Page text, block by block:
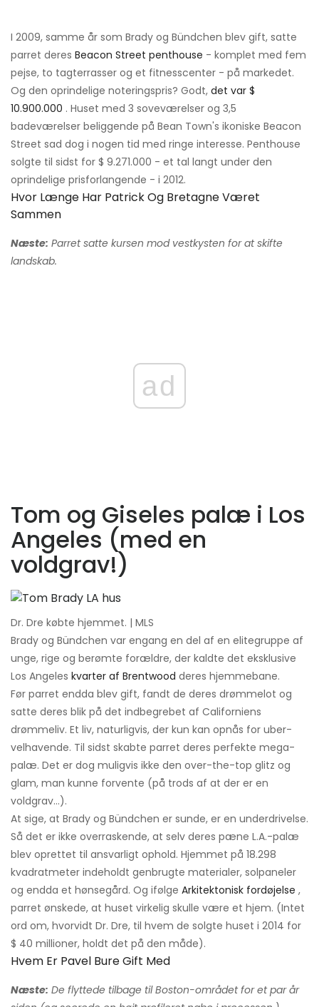
I 2009, samme år som Brady og Bündchen blev gift, satte
parret deres Beacon Street penthouse - komplet med fem
pejse, to tagterrasser og et fitnesscenter - på markedet.
Og den oprindelige noteringspris? Godt, det var $
10.900.000 . Huset med 3 soveværelser og 3,5
badeværelser beliggende på Bean Town's ikoniske Beacon
Street sad dog i nogen tid med ringe interesse. Penthouse
solgte til sidst for $ 9.271.000 - et tal langt under den
oprindelige prisforlangende - i 2012.
Hvor Længe Har Patrick Og Bretagne Været
Sammen
Næste: Parret satte kursen mod vestkysten for at skifte
landskab.
ad
Tom og Giseles palæ i Los
Angeles (med en
voldgrav!)
Dr. Dre købte hjemmet. | MLS
Brady og Bündchen var engang en del af en elitegruppe af
unge, rige og berømte forældre, der kaldte det eksklusive
Los Angeles kvarter af Brentwood deres hjemmebane.
Før parret endda blev gift, fandt de deres drømmelot og
satte deres blik på det indbegrebet af Californiens
drømmeliv. Et liv, naturligvis, der kun kan opnås for uber-
velhavende. Til sidst skabte parret deres perfekte mega-
palæ. Det er dog muligvis ikke den over-the-top glitz og
glam, man kunne forvente (på trods af at der er en
voldgrav…).
At sige, at Brady og Bündchen er sunde, er en underdrivelse.
Så det er ikke overraskende, at selv deres pæne L.A.-palæ
blev oprettet til ansvarligt ophold. Hjemmet på 18.298
kvadratmeter indeholdt genbrugte materialer, solpaneler
og endda et hønsegård. Og ifølge Arkitektonisk fordøjelse ,
parret ønskede, at huset virkelig skulle være et hjem. (Intet
ord om, hvorvidt Dr. Dre, til hvem de solgte huset i 2014 for
$ 40 millioner, holdt det på den måde).
Hvem Er Pavel Bure Gift Med
Næste: De flyttede tilbage til Boston-området for et par år